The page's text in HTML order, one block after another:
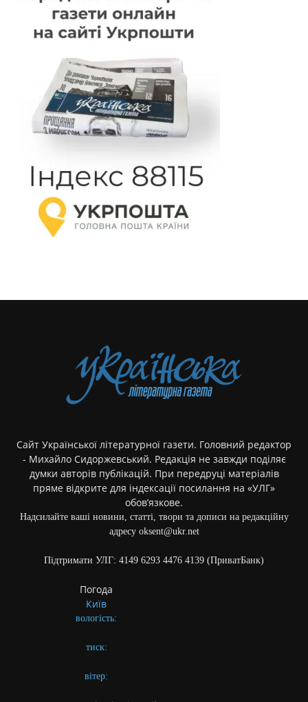
Сайт Української літературної газети. Головний редактор
- Михайло Сидоржевський. Редакція не завжди поділяє
думки авторів публікацій. При передруці матеріалів
пряме відкрите для індексації посилання на «УЛГ»
обов’язкове.
Надсилайте ваші новини, статті, твори та дописи на редакційну
адресу oksent@ukr.net
Підтримати УЛГ: 4149 6293 4476 4139 (ПриватБанк)
Погода
Київ
вологість:
тиск:
вітер: